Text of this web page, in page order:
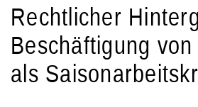
Rechtlicher
Beschäftigung
als